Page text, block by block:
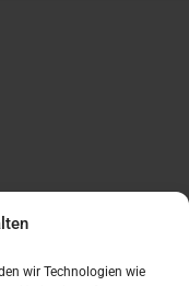
wir Technologien wie